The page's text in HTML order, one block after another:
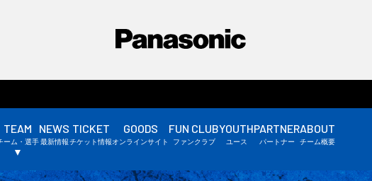
TEAM
ーム・選手
▼
NEWS
最新情報
TICKET
チケット情報
GOODS
オンラインサイト
FUN CLUB
ファンクラブ
YOUTH
ユース
PARTNER
パートナー
ABOUT
チーム概要
・選手情報
・スタッフ情報